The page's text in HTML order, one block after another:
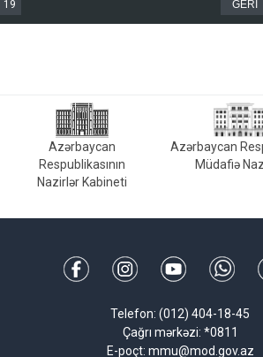
19 GERİ
Azərbaycan
Respublikasının
Nazirlər Kabineti
Azərbaycan
Müdafiə
Telefon: (012) 404-18-45
Çağrı mərkəzi: *0811
E-poçt: mmu@mod.gov.az